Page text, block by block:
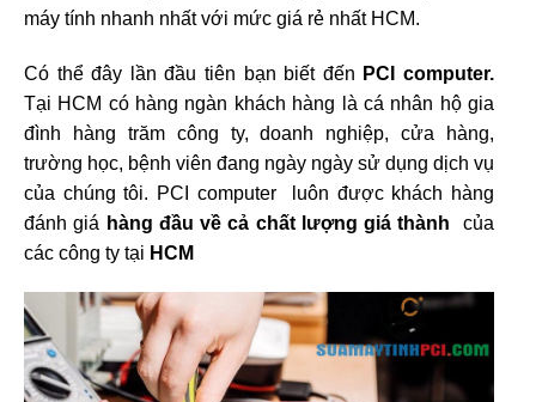
máy tính nhanh nhất với mức giá rẻ nhất HCM.
Có thể đây lần đầu tiên bạn biết đến PCI computer.
Tại HCM có hàng ngàn khách hàng là cá nhân hộ gia
đình hàng trăm công ty, doanh nghiệp, cửa hàng,
trường học, bệnh viên đang ngày ngày sử dụng dịch vụ
của chúng tôi. PCI computer luôn được khách hàng
đánh giá hàng đầu về cả chất lượng giá thành
của
các công ty tại HCM